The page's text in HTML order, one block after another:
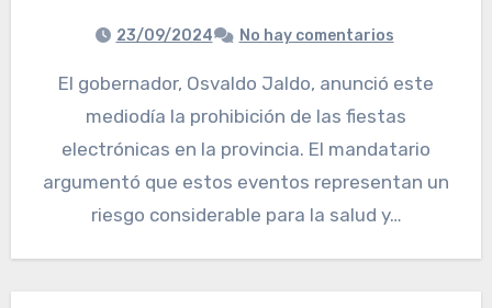
23/09/2024 No hay comentarios
El gobernador, Osvaldo Jaldo, anunció este
mediodía la prohibición de las fiestas
electrónicas en la provincia. El mandatario
argumentó que estos eventos representan un
riesgo considerable para la salud y…